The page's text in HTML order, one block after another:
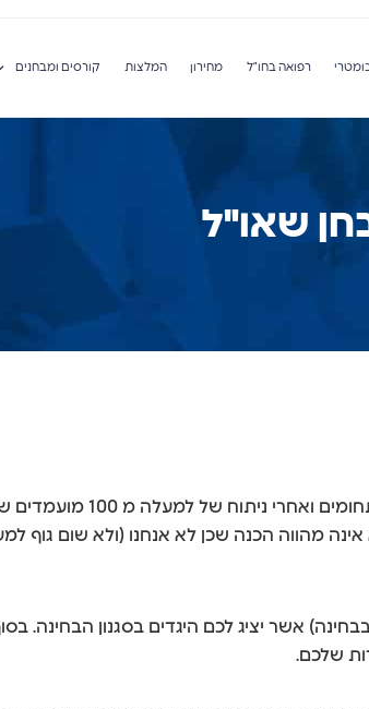
רפואה בחו”ל מחירון המלצות קורסים ומבחנים
שאו"ל
את המערכת בנינו אחרי
הכנה שכן לא אנחנו (ולא שום גוף
שלכם.